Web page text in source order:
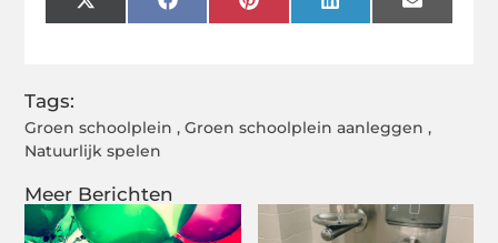
Meer Berichten
X
(Twitter)
FacebookPinterestLinkedInEmail
Tags:
Groen schoolplein ,Groen schoolplein aanleggen ,
Natuurlijk spelen